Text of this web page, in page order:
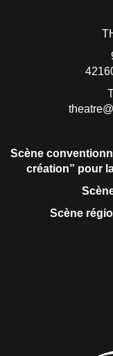
Scène
création” pour
Scène